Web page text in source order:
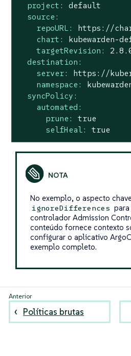
project:
default
source:
repoURL:
https://
chart:
kubewarden-
targetRevision:
2.8
destination:
server:
https://
namespace:
syncPolicy:
automated:
prune:
true
selfHeal:
true
No exemplo, o aspecto
ignoreDifferences
controlador Admission
conteúdo fornece contexto
configurar o aplicativo
exemplo completo.
Políticas brutas